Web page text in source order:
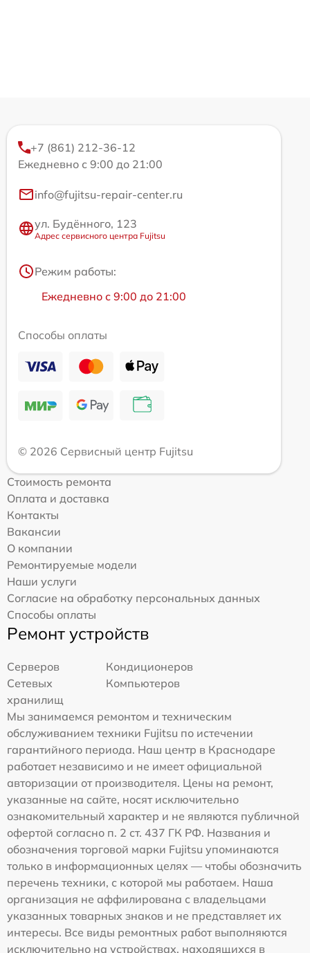
+7 (861) 212-36-12
Ежедневно с 9:00 до 21:00
info@fujitsu-repair-center.ru
ул. Будённого, 123
Адрес сервисного центра Fujitsu
Режим работы:
Ежедневно с 9:00 до 21:00
Способы оплаты
© 2026 Сервисный центр Fujitsu
Стоимость ремонта
Оплата и доставка
Контакты
Вакансии
О компании
Ремонтируемые модели
Наши услуги
Согласие на обработку персональных данных
Способы оплаты
Ремонт устройств
Серверов
Кондиционеров
Сетевых
хранилищ
Компьютеров
Мы занимаемся ремонтом и техническим
обслуживанием техники Fujitsu по истечении
гарантийного периода. Наш центр в Краснодаре
работает независимо и не имеет официальной
авторизации от производителя. Цены на ремонт,
указанные на сайте, носят исключительно
ознакомительный характер и не являются публичной
офертой согласно п. 2 ст. 437 ГК РФ. Названия и
обозначения торговой марки Fujitsu упоминаются
только в информационных целях — чтобы обозначить
перечень техники, с которой мы работаем. Наша
организация не аффилирована с владельцами
указанных товарных знаков и не представляет их
интересы. Все виды ремонтных работ выполняются
исключительно на устройствах, находящихся в